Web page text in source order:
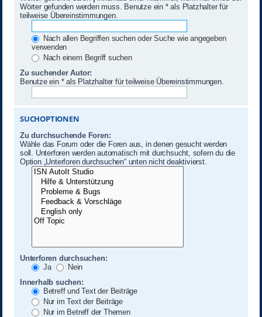
Wörter gefunden werden muss. Benutze ein * als Platzhalter für
teilweise Übereinstimmungen.
Nach allen Begriffen suchen oder Suche wie angegeben
verwenden
Nach einem Begriff suchen
Zu suchender Autor:
Benutze ein * als Platzhalter für teilweise Übereinstimmungen.
SUCHOPTIONEN
Zu durchsuchende Foren:
Wähle das Forum oder die Foren aus, in denen gesucht werden
soll. Unterforen werden automatisch mit durchsucht, sofern du die
Option „Unterforen durchsuchen“ unten nicht deaktivierst.
Unterforen durchsuchen:
Ja
Nein
Innerhalb suchen:
Betreff und Text der Beiträge
Nur im Text der Beiträge
Nur im Betreff der Themen